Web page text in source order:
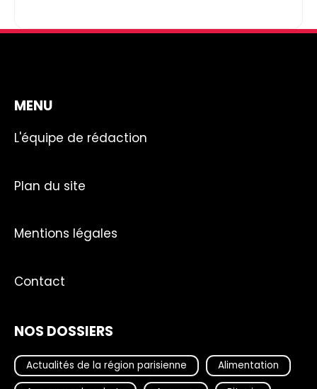
MENU
L'équipe de rédaction
Plan du site
Mentions légales
Contact
NOS DOSSIERS
Actualités de la région parisienne
Alimentation